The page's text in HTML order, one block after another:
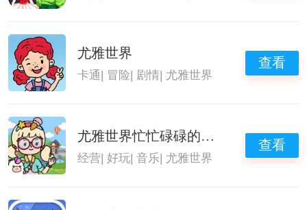
尤雅世界
卡通 冒险 剧情 尤雅世界
查看
尤雅世界忙忙碌碌的生活
经营|好玩|音乐| 尤雅世界
查看